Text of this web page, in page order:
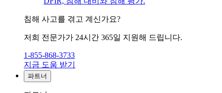
침해 사고를 겪고 계신가요?
저희 전문가가 24시간 365일 지원해 드립니다.
1-855-868-3733
지금 도움 받기
파트너